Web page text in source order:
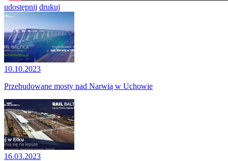
udostępnij drukuj
10.10.2023
Przebudowane mosty nad Narwią w Uchowie
16.03.2023